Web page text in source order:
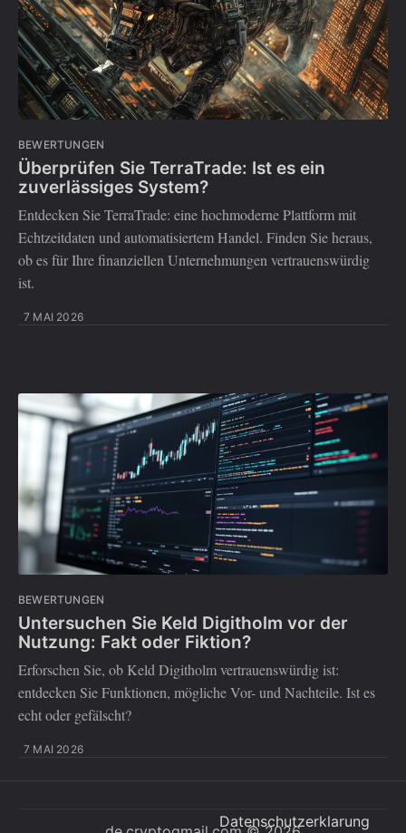
BEWERTUNGEN
Überprüfen Sie TerraTrade: Ist es ein
zuverlässiges System?
Entdecken Sie TerraTrade: eine hochmoderne Plattform mit
Echtzeitdaten und automatisiertem Handel. Finden Sie heraus,
ob es für Ihre finanziellen Unternehmungen vertrauenswürdig
ist.
7 MAI 2026
BEWERTUNGEN
Untersuchen Sie Keld Digitholm vor der
Nutzung: Fakt oder Fiktion?
Erforschen Sie, ob Keld Digitholm vertrauenswürdig ist:
entdecken Sie Funktionen, mögliche Vor- und Nachteile. Ist es
echt oder gefälscht?
7 MAI 2026
Datenschutzerklarung